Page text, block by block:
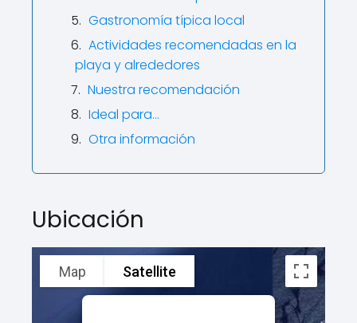
Gastronomía típica local
Actividades recomendadas en la
playa y alrededores
Nuestra recomendación
Ideal para…
Otra información
Ubicación
Map Satellite